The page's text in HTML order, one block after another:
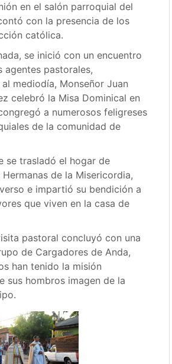
en el salón parroquial del
con la presencia de los
católica.
se inició con un encuentro
agentes pastorales,
mediodía, Monseñor Juan
celebró la Misa Dominical en
a numerosos feligreses
de la comunidad de
se trasladó el hogar de
de la Misericordia,
e impartió su bendición a
que viven en la casa de
pastoral concluyó con una
de Cargadores de Anda,
han tenido la misión
sus hombros imagen de la